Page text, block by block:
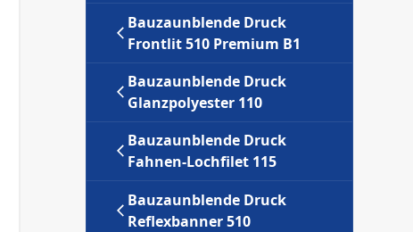
Bauzaunblende Druck
Frontlit 510 Premium B1
Bauzaunblende Druck
Glanzpolyester 110
Bauzaunblende Druck
Fahnen-Lochfilet 115
Bauzaunblende Druck
Reflexbanner 510